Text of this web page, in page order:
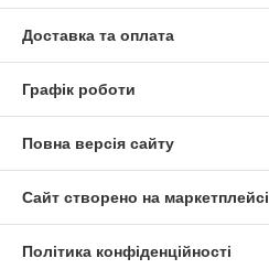
Доставка та оплата
Графік роботи
Повна версія сайту
Сайт створено на маркетплейсі
Політика конфіденційності